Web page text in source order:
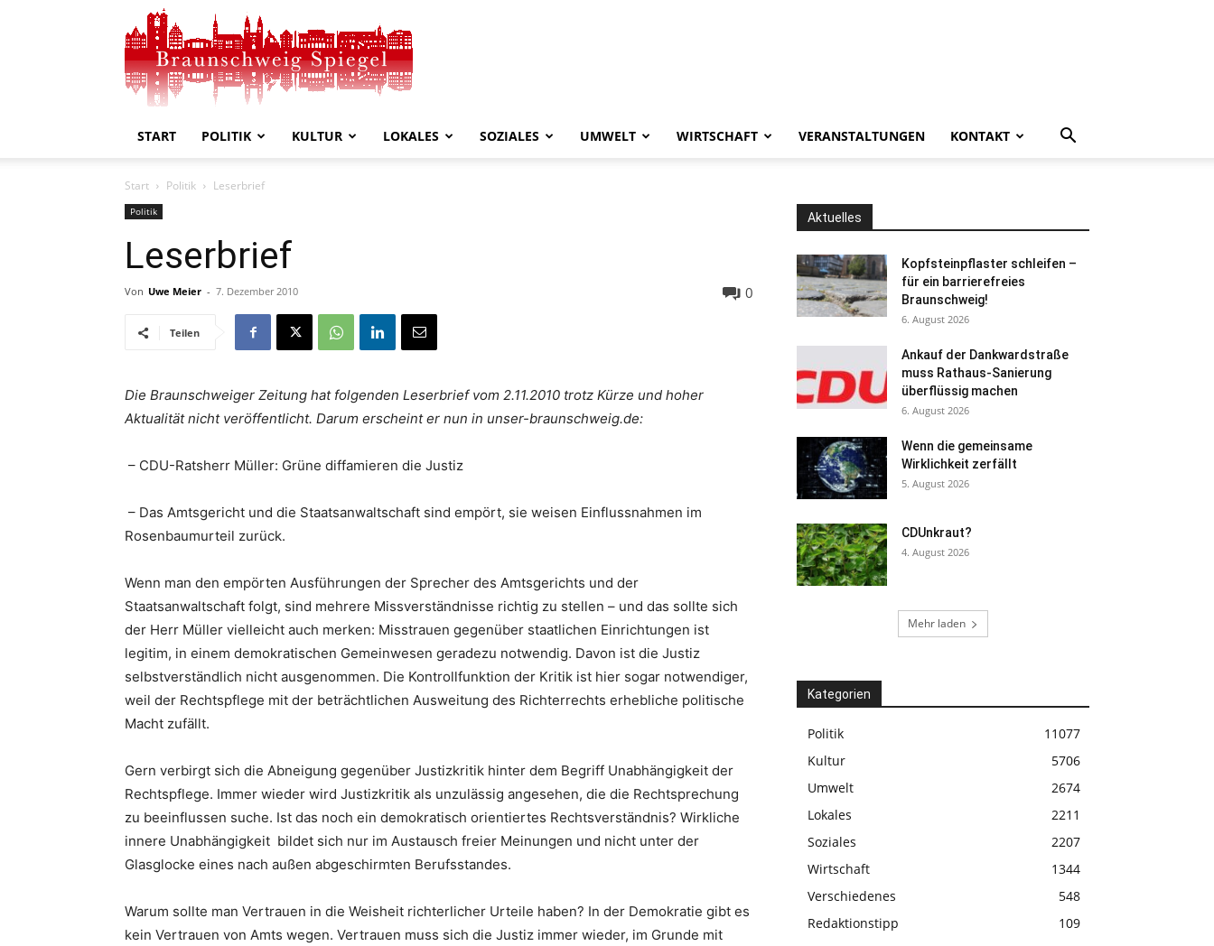
Spiegel
START POLITIK KULTUR LOKALES SOZIALES UMWELT WIRTSCHAFT VERANSTALTUNGEN KONTAKT
Start Politik Leserbrief
Politik
Leserbrief
Von Uwe Meier - 7. Dezember 2010 0
Teilen
Die Braunschweiger Zeitung hat folgenden Leserbrief vom 2.11.2010 trotz Kürze und hoher
Aktualität nicht veröffentlicht. Darum erscheint er nun in unser-braunschweig.de:
– CDU-Ratsherr Müller: Grüne diffamieren die Justiz
– Das Amtsgericht und die Staatsanwaltschaft sind empört, sie weisen Einflussnahmen im
Rosenbaumurteil zurück.
Wenn man den empörten Ausführungen der Sprecher des Amtsgerichts und der
Staatsanwaltschaft folgt, sind mehrere Missverständnisse richtig zu stellen – und das sollte sich
der Herr Müller vielleicht auch merken: Misstrauen gegenüber staatlichen Einrichtungen ist
legitim, in einem demokratischen Gemeinwesen geradezu notwendig. Davon ist die Justiz
selbstverständlich nicht ausgenommen. Die Kontrollfunktion der Kritik ist hier sogar notwendiger,
weil der Rechtspflege mit der beträchtlichen Ausweitung des Richterrechts erhebliche politische
Macht zufällt.
Gern verbirgt sich die Abneigung gegenüber Justizkritik hinter dem Begriff Unabhängigkeit der
Rechtspflege. Immer wieder wird Justizkritik als unzulässig angesehen, die die Rechtsprechung
zu beeinflussen suche. Ist das noch ein demokratisch orientiertes Rechtsverständnis? Wirkliche
innere Unabhängigkeit bildet sich nur im Austausch freier Meinungen und nicht unter der
Glasglocke eines nach außen abgeschirmten Berufsstandes.
Warum sollte man Vertrauen in die Weisheit richterlicher Urteile haben? In der Demokratie gibt es
kein Vertrauen von Amts wegen. Vertrauen muss sich die Justiz immer wieder, im Grunde mit
Aktuelles
Kopfsteinpflaster schleifen –
für ein barrierefreies
Braunschweig!
6. August 2026
Ankauf der Dankwardstraße
muss Rathaus-Sanierung
überflüssig machen
6. August 2026
Wenn die gemeinsame
Wirklichkeit zerfällt
5. August 2026
CDUnkraut?
4. August 2026
Mehr laden
Kategorien
Politik
11077
Kultur
5706
Umwelt
2674
Lokales
2211
Soziales
2207
Wirtschaft
1344
Verschiedenes
548
Redaktionstipp
109